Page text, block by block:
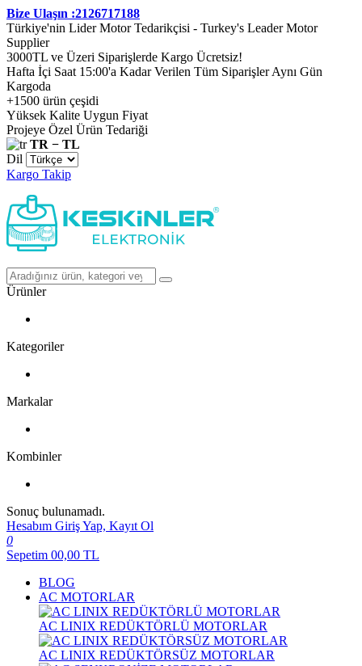
Bize Ulaşın :2126717188
Türkiye'nin Lider Motor Tedarikçisi - Turkey's Leader Motor
Supplier
3000TL ve Üzeri Siparişlerde Kargo Ücretsiz!
Hafta İçi Saat 15:00'a Kadar Verilen Tüm Siparişler Aynı Gün
Kargoda
+1500 ürün çeşidi
Yüksek Kalite Uygun Fiyat
Projeye Özel Ürün Tedariği
TR − TL
Dil
Kargo Takip
Ürünler
Kategoriler
Markalar
Kombinler
Sonuç bulunamadı.
Hesabım Giriş Yap, Kayıt Ol
0
Sepetim 00,00 TL
BLOG
AC MOTORLAR
AC LINIX REDÜKTÖRLÜ MOTORLAR
AC LINIX REDÜKTÖRSÜZ MOTORLAR